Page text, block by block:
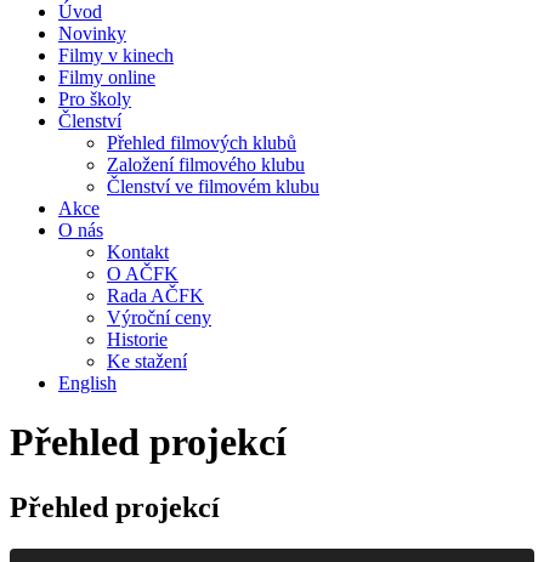
Úvod
Novinky
Filmy v kinech
Filmy online
Pro školy
Členství
Přehled filmových klubů
Založení filmového klubu
Členství ve filmovém klubu
Akce
O nás
Kontakt
O AČFK
Rada AČFK
Výroční ceny
Historie
Ke stažení
English
Přehled projekcí
Přehled projekcí